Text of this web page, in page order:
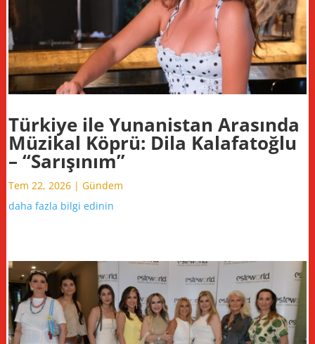
Türkiye ile Yunanistan Arasında
Müzikal Köprü: Dila Kalafatoğlu
– “Sarışınım”
Tem 22, 2026 | Gündem
daha fazla bilgi edinin